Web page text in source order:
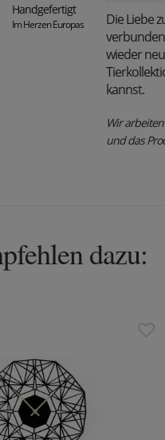
Handgefertigt
Im Herzen Europas
Die Liebe
wieder
kannst.
Wir
und das
dazu: